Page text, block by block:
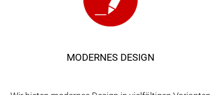
MODERNES DESIGN